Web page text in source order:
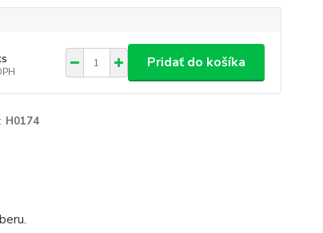
Pridať do košíka
H0174